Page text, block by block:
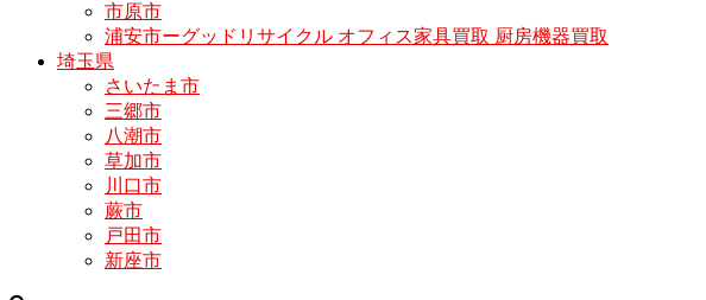
市原市
浦安市ーグッドリサイクル オフィス家具買取 厨房機器買取
埼玉県
さいたま市
三郷市
八潮市
草加市
川口市
蕨市
戸田市
新座市